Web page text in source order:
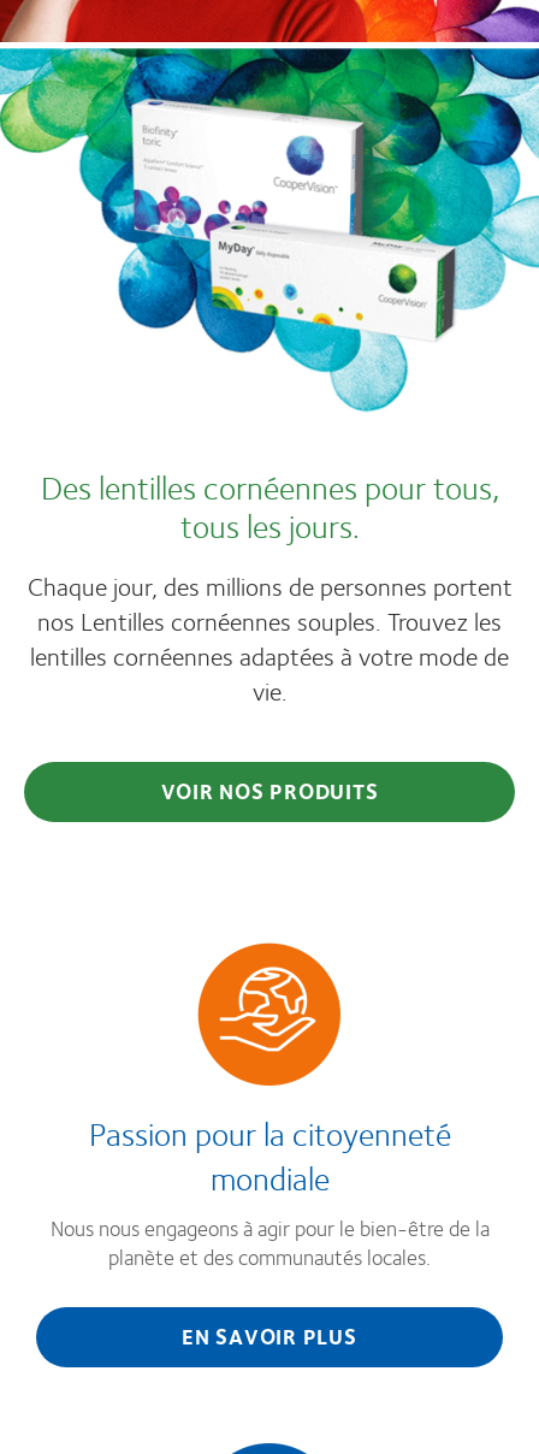
Des lentilles cornéennes pour tous,
tous les jours.
Chaque jour, des millions de personnes portent
nos Lentilles cornéennes souples. Trouvez les
lentilles cornéennes adaptées à votre mode de
vie.
VOIR NOS PRODUITS
Passion pour la citoyenneté
mondiale
Nous nous engageons à agir pour le bien-être de la
planète et des communautés locales.
EN SAVOIR PLUS